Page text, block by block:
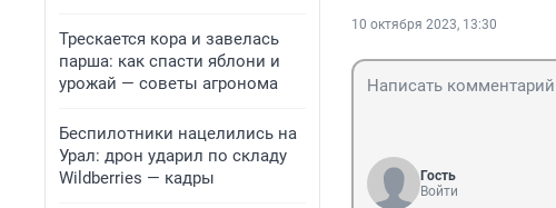
Трескается кора и завелась
парша: как спасти яблони и
урожай — советы агронома
Беспилотники нацелились на
Урал: дрон ударил по складу
Wildberries — кадры
10 октября 2023, 13:30
Гость
Войти